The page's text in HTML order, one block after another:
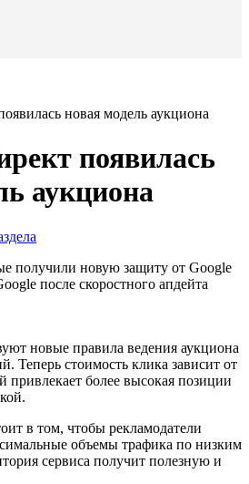
новая модель аукциона
появилась
аукциона
получили новую защиту от Google
после скоростного апдейта
новые правила ведения аукциона
Теперь стоимость клика зависит от
привлекает более высокая позиции
в том, чтобы рекламодатели
объемы трафика по низким
сервиса получит полезную и